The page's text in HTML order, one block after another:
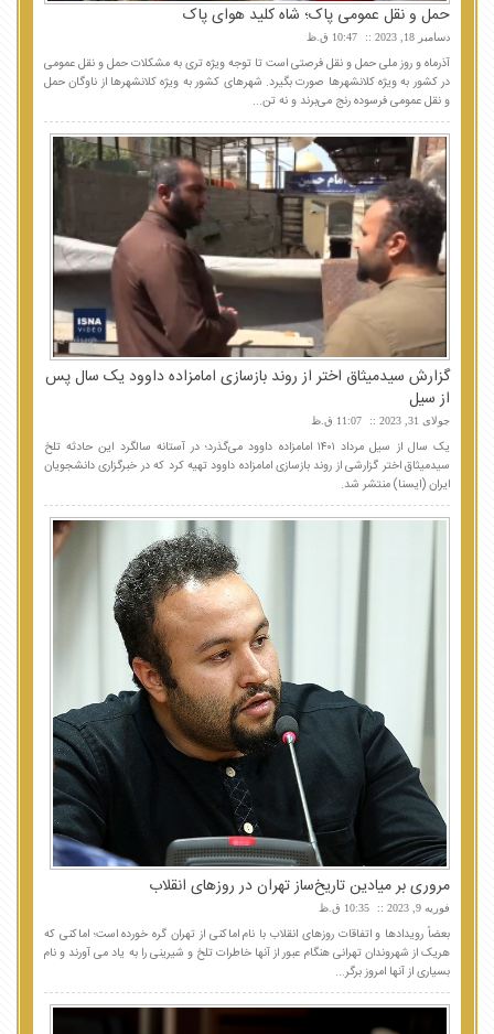
حمل و نقل عمومی پاک؛ شاه کلید هوای پاک
دسامبر 18, 2023 10:47 ق.ظ
آذرماه و روز ملی حمل و نقل فرصتی است تا توجه ویژه تری به مشکلات حمل و نقل عمومی
در کشور به ویژه کلانشهرها صورت بگیرد. شهرهای کشور به ویژه کلانشهرها از ناوگان حمل
و نقل عمومی فرسوده رنج می‌برند و نه تن...
گزارش سیدمیثاق اختر از روند بازسازی امامزاده داوود یک سال پس
از سیل
جولای 31, 2023 11:07 ق.ظ
یک سال از سیل مرداد ۱۴۰۱ امامزاده داوود می‌گذرد؛ در آستانه سالگرد این حادثه تلخ
سیدمیثاق اختر گزارشی از روند بازسازی امامزاده داوود تهیه کرد که در خبرگزاری دانشجویان
ایران (ایسنا) منتشر شد.
مروری بر میادین تاریخ‌ساز تهران در روزهای انقلاب
فوریه 9, 2023 10:35 ق.ظ
بعضاً رویدادها و اتفاقات روزهای انقلاب با نام اماکنی از تهران گره خورده است؛ اماکنی که
هریک از شهروندان تهرانی هنگام عبور از آنها خاطرات تلخ و شیرینی را به یاد می آورند و نام
بسیاری از آنها امروز برگر...